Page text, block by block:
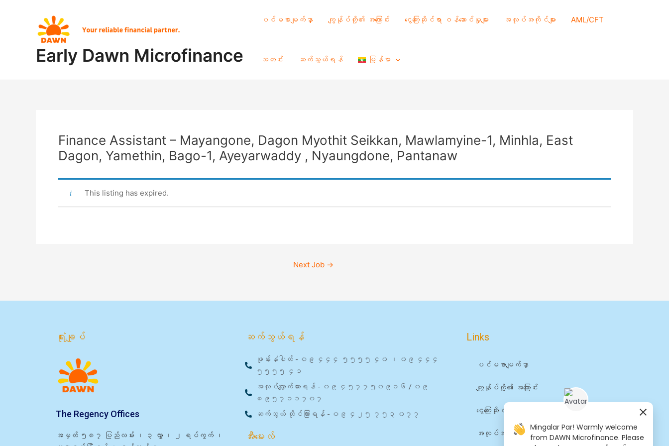
Early Dawn Microfinance
ပင်မစာမျက်နှာ ကျွန်ုပ်တို့၏ အကြောင်း ငွေကြေးဆိုင်ရာ ဝန်ဆောင်မှုများ အလုပ်အကိုင်များ AML/CFT
သတင်း ဆက်သွယ်ရန် မြန်မာ
Finance Assistant – Mayangone, Dagon Myothit Seikkan, Mawlamyine-1, Minhla, East
Dagon, Yamethin, Bago-1, Ayeyarwaddy , Nyaungdone, Pantanaw
This listing has expired.
navigation
Next Job →
ရုံးချုပ်
The Regency Offices
အမှတ် ၅၈၇ ပြည်လမ်း ၊ ၃ လွှာ ၊ ၂ ရပ်ကွက် ၊
ဆက်သွယ်ရန်
ဖုန်းနံပါတ် - ၀၉ ၄၄၄ ၅၅၅၅ ၄၀ ၊ ၀၉ ၄၄၄
၅၅၅၅ ၄၁
အလုပ်လျှောက်ထားရန် - ၀၉ ၄၅၇၇၅၀၉၁၆ / ၀၉
၈၉၅၇၁၁၇၀၇
ဆက်သွယ် တိုင်ကြားရန် - ၀၉ ၄၂၅ ၇၅၃ ၀၇၇
အီးမေးလ်
Links
ပင်မစာမျက်နှာ
ကျွန်ုပ်တို့၏ အကြောင်း
ငွေကြေးဆိုင်ရာ ဝန်ဆောင်မှုများ
အလုပ်အကိုင်များ
Mingalar Par! Warmly welcome
from DAWN Microfinance. Please